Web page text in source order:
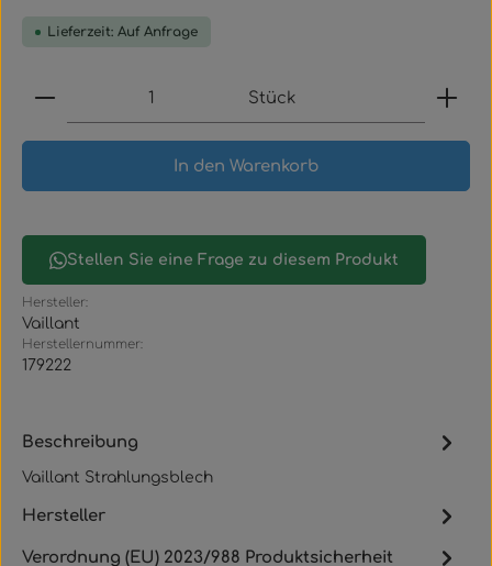
Lieferzeit: Auf Anfrage
Produkt Anzahl: Gib den gewünschten Wert
Stück
In den Warenkorb
Stellen Sie eine Frage zu diesem Produkt
Hersteller:
Vaillant
Herstellernummer:
179222
Beschreibung
Vaillant Strahlungsblech
Hersteller
Verordnung (EU) 2023/988 Produktsicherheit